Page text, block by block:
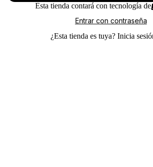
Esta tienda contará con tecnología de
Entrar con contraseña
¿Esta tienda es tuya? Inicia